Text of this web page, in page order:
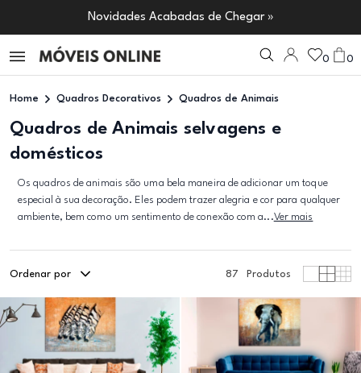
Novidades Acabadas de Chegar »
0 0
Home Quadros Decorativos Quadros de Animais
Quadros de Animais selvagens e
domésticos
Os quadros de animais são uma bela maneira de adicionar um toque
especial à sua decoração. Eles podem trazer alegria e cor para qualquer
ambiente, bem como um sentimento de conexão com a...Ver mais
Ordenar por 87 Produtos